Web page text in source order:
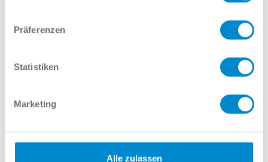
Präferenzen
Statistiken
Marketing
Alle zulassen